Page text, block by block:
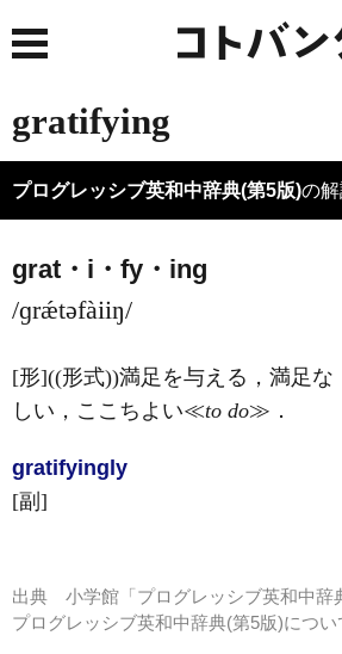
gratifying
プログレッシブ英和中辞典(第5版)の解
grat・i・fy・ing
/ɡrǽtəfàiiŋ/
[形]((形式))満足を与える，満足
しい，ここちよい≪to do≫ ．
gratifying ly
[副]
出典 小学館「プログレッシブ英和中辞
プログレッシブ英和中辞典(第5版)につ